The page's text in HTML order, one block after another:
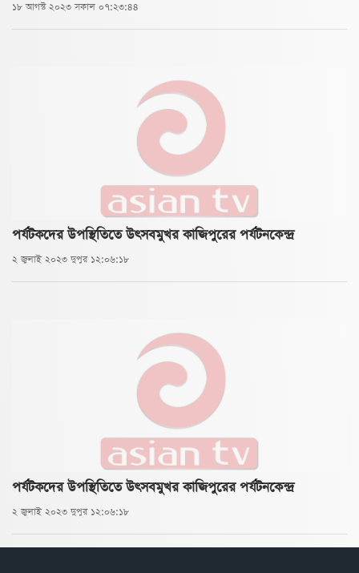
১৮ আগস্ট ২০২৩ সকাল ০৭:২৩:৪৪
পর্যটকদের উপস্থিতিতে উৎসবমুখর কাজিপুরের পর্যটনকেন্দ্র
২ জুলাই ২০২৩ দুপুর ১২:০৬:১৮
পর্যটকদের উপস্থিতিতে উৎসবমুখর কাজিপুরের পর্যটনকেন্দ্র
২ জুলাই ২০২৩ দুপুর ১২:০৬:১৮